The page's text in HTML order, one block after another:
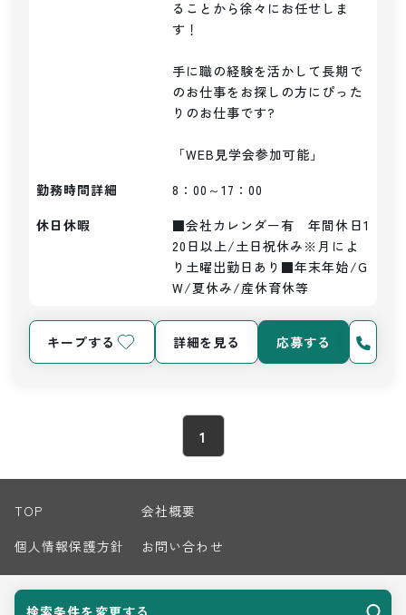
検索条件を変更する
ることから徐々にお任せしま
す！
手に職の経験を活かして長期で
のお仕事をお探しの方にぴった
りのお仕事です?
「WEB見学会参加可能」
勤務時間詳細
8：00～17：00
休日休暇
■会社カレンダー有　年間休日1
20日以上/土日祝休み※月によ
り土曜出勤日あり■年末年始/G
W/夏休み/産休育休等
キープする 詳細を見る 応募する
1
TOP
会社概要
個人情報保護方針
お問い合わせ